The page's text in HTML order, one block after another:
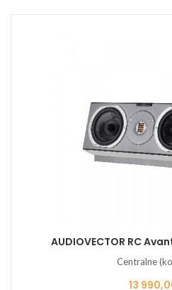
AUDIOVECTOR RC
Centralne
Cena
13